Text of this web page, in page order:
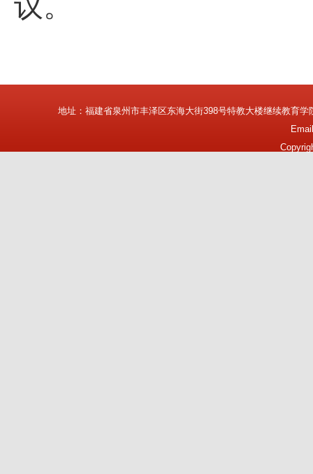
地址：福建省泉州市丰泽区东海大街398号特教大楼继续教育学